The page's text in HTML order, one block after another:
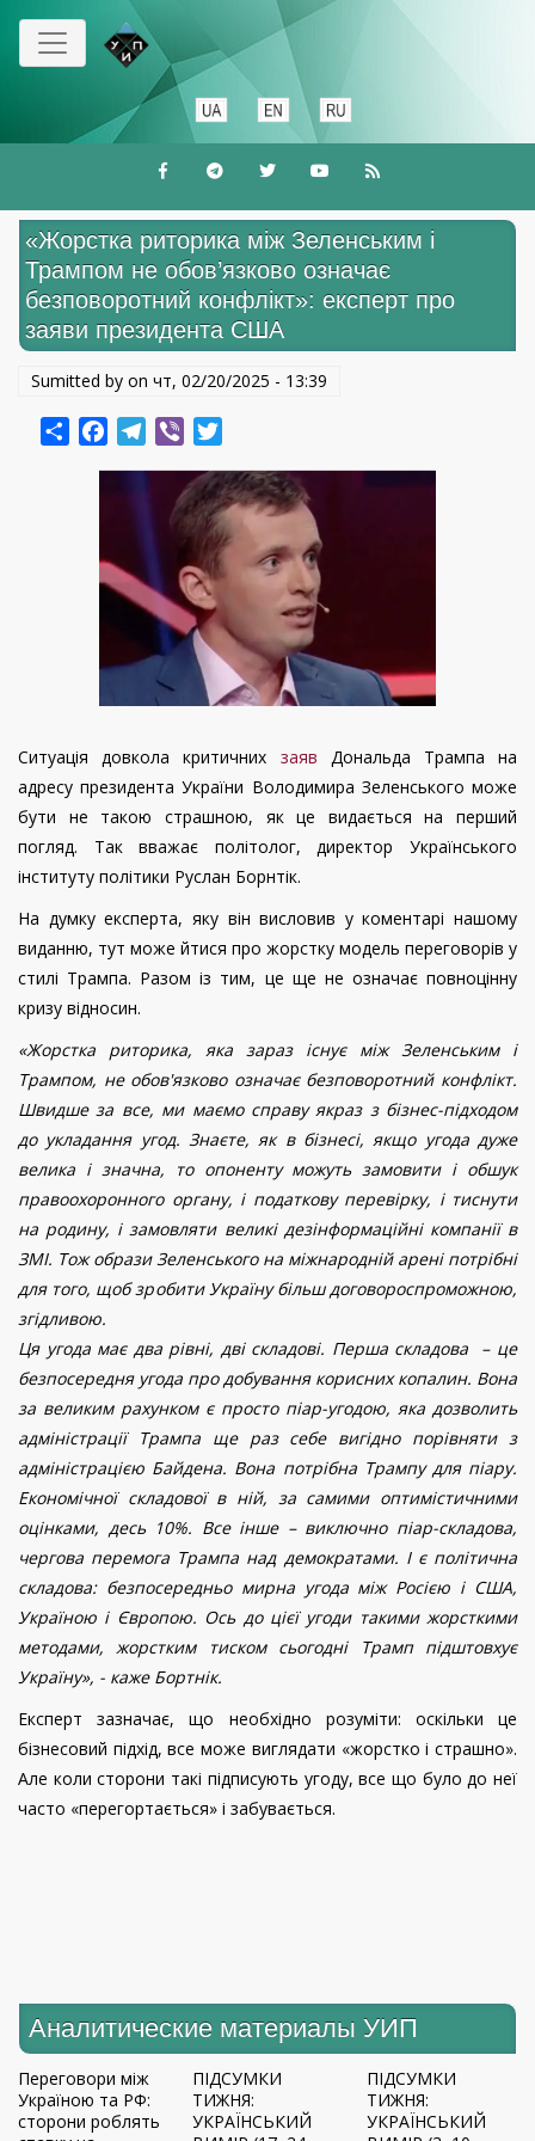
Перейти
основного
«Жорстка риторика між Зеленським і
Трампом не обов’язково означає
безповоротний конфлікт»: експерт про
заяви президента США
Sumitted by on чт, 02/20/2025 - 13:39
ShareFacebookTelegram
Viber
Ситуація довкола критичних заяв Дональда Трампа на
адресу президента України Володимира Зеленського може
бути не такою страшною, як це видається на перший
погляд. Так вважає політолог, директор Українського
інституту політики Руслан Борнтік.
На думку експерта, яку він висловив у коментарі нашому
виданню, тут може йтися про жорстку модель переговорів у
стилі Трампа. Разом із тим, це ще не означає повноцінну
кризу відносин.
«Жорстка риторика, яка зараз існує між Зеленським і
Трампом, не обов'язково означає безповоротний конфлікт.
Швидше за все, ми маємо справу якраз з бізнес-підходом
до укладання угод. Знаєте, як в бізнесі, якщо угода дуже
велика і значна, то опоненту можуть замовити і обшук
правоохоронного органу, і податкову перевірку, і тиснути
на родину, і замовляти великі дезінформаційні компанії в
ЗМІ. Тож образи Зеленського на міжнародній арені потрібні
для того, щоб зробити Україну більш договороспроможною,
згідливою.
Ця угода має два рівні, дві складові. Перша складова – це
безпосередня угода про добування корисних копалин. Вона
за великим рахунком є просто піар-угодою, яка дозволить
адміністрації Трампа ще раз себе вигідно порівняти з
адміністрацією Байдена. Вона потрібна Трампу для піару.
Економічної складової в ній, за самими оптимістичними
оцінками, десь 10%. Все інше – виключно піар-складова,
чергова перемога Трампа над демократами. І є політична
складова: безпосередньо мирна угода між Росією і США,
Україною і Європою. Ось до цієї угоди такими жорсткими
методами, жорстким тиском сьогодні Трамп підштовхує
Україну», - каже Бортнік.
Експерт зазначає, що необхідно розуміти: оскільки це
бізнесовий підхід, все може виглядати «жорстко і страшно».
Але коли сторони такі підписують угоду, все що було до неї
часто «перегортається» і забувається.
Аналитические материалы УИП
Переговори між
Україною та РФ:
сторони роблять
ПІДСУМКИ
ТИЖНЯ:
УКРАЇНСЬКИЙ
ПІДСУМКИ
ТИЖНЯ:
УКРАЇНСЬКИЙ